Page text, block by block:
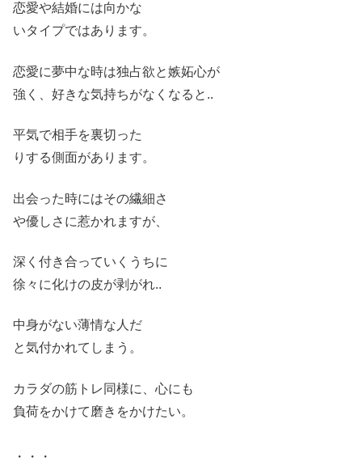
恋愛や結婚には向かな
いタイプではあります。
恋愛に夢中な時は独占欲と嫉妬心が
強く、好きな気持ちがなくなると..
平気で相手を裏切った
りする側面があります。
出会った時にはその繊細さ
や優しさに惹かれますが、
深く付き合っていくうちに
徐々に化けの皮が剥がれ..
中身がない薄情な人だ
と気付かれてしまう。
カラダの筋トレ同様に、心にも
負荷をかけて磨きをかけたい。
・・・